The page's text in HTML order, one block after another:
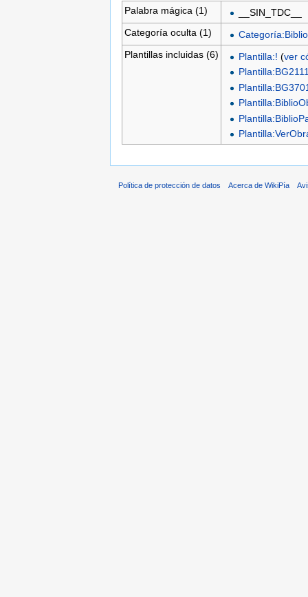
Palabra mágica (1)
__SIN_TDC__
Categoría oculta (1)
Plantillas incluidas (6)
Plantilla:! (ver
Política de protección de datos Acerca de WikiPía